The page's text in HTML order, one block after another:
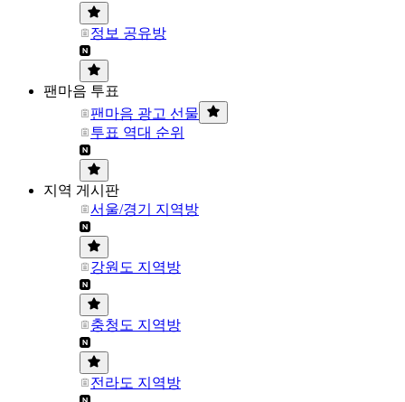
정보 공유방
팬마음 투표
팬마음 광고 선물
투표 역대 순위
지역 게시판
서울/경기 지역방
강원도 지역방
충청도 지역방
전라도 지역방